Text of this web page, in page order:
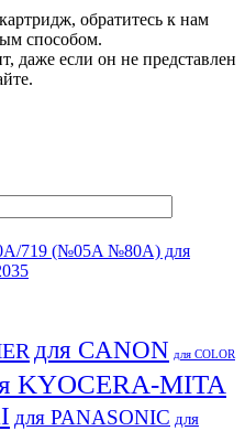
обратитесь к нам
способом.
даже если он не представлен
для CANON для COLOR
KYOCERA-MITA
для PANASONIC для